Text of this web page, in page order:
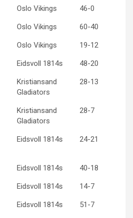
Oslo Vikings 46-0
Oslo Vikings 60-40
Oslo Vikings 19-12
Eidsvoll 1814s 48-20
Kristiansand
Gladiators
28-13
Kristiansand
Gladiators
28-7
Eidsvoll 1814s 24-21
Eidsvoll 1814s 40-18
Eidsvoll 1814s 14-7
Eidsvoll 1814s 51-7